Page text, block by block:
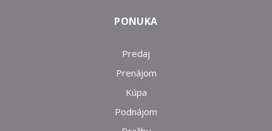
PONUKA
Predaj
Prenájom
Kúpa
Podnájom